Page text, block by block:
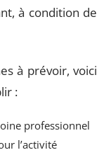
à condition de
à prévoir, voici
:
professionnel
l’activité